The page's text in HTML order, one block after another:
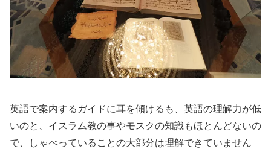
英語で案内するガイドに耳を傾けるも、英語の理解力が低
いのと、イスラム教の事やモスクの知識もほとんどないの
で、しゃべっていることの大部分は理解できていません